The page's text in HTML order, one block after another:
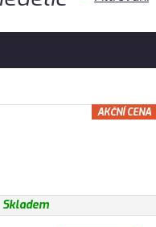
Skladem
AKČNÍ CENA